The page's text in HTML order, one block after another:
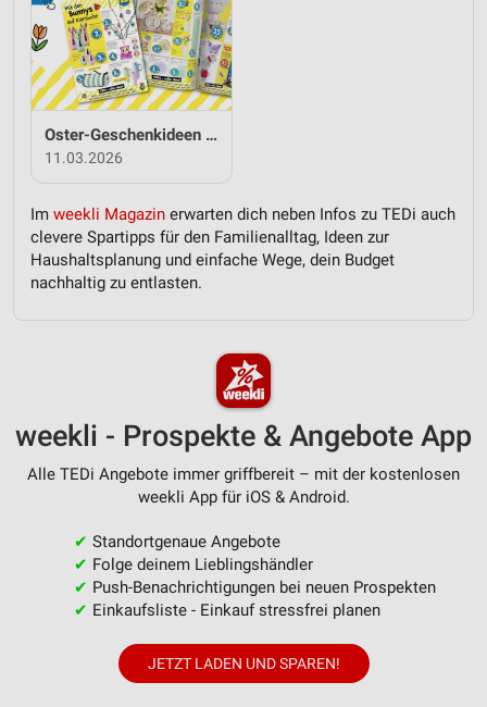
Oster-Geschenkideen von TEDi
11.03.2026
Im weekli Magazin erwarten dich neben Infos zu TEDi auch
clevere Spartipps für den Familienalltag, Ideen zur
Haushaltsplanung und einfache Wege, dein Budget
nachhaltig zu entlasten.
weekli - Prospekte & Angebote App
Alle TEDi Angebote immer griffbereit – mit der kostenlosen
weekli App für iOS & Android.
✔ Standortgenaue Angebote
✔ Folge deinem Lieblingshändler
✔ Push-Benachrichtigungen bei neuen Prospekten
✔ Einkaufsliste - Einkauf stressfrei planen
JETZT LADEN UND SPAREN!